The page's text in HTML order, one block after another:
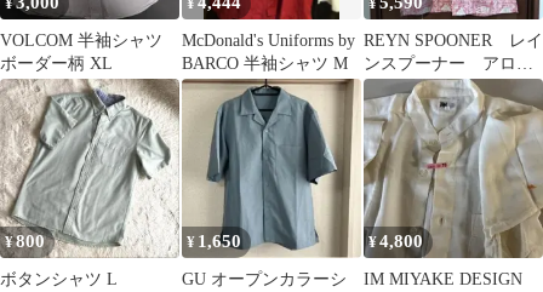
¥
VOLCOM 半袖シャツ
ボーダー柄 XL
¥
McDonald's Uniforms by
BARCO 半袖シャツ M
¥
REYN SPOONER レイ
ンスプーナー アロハ
シャツ ハワイ製 90
年代
¥800
ボタンシャツ L
¥ 1,650
GU オープンカラーシ
¥4,800
IM MIYAKE DESIGN